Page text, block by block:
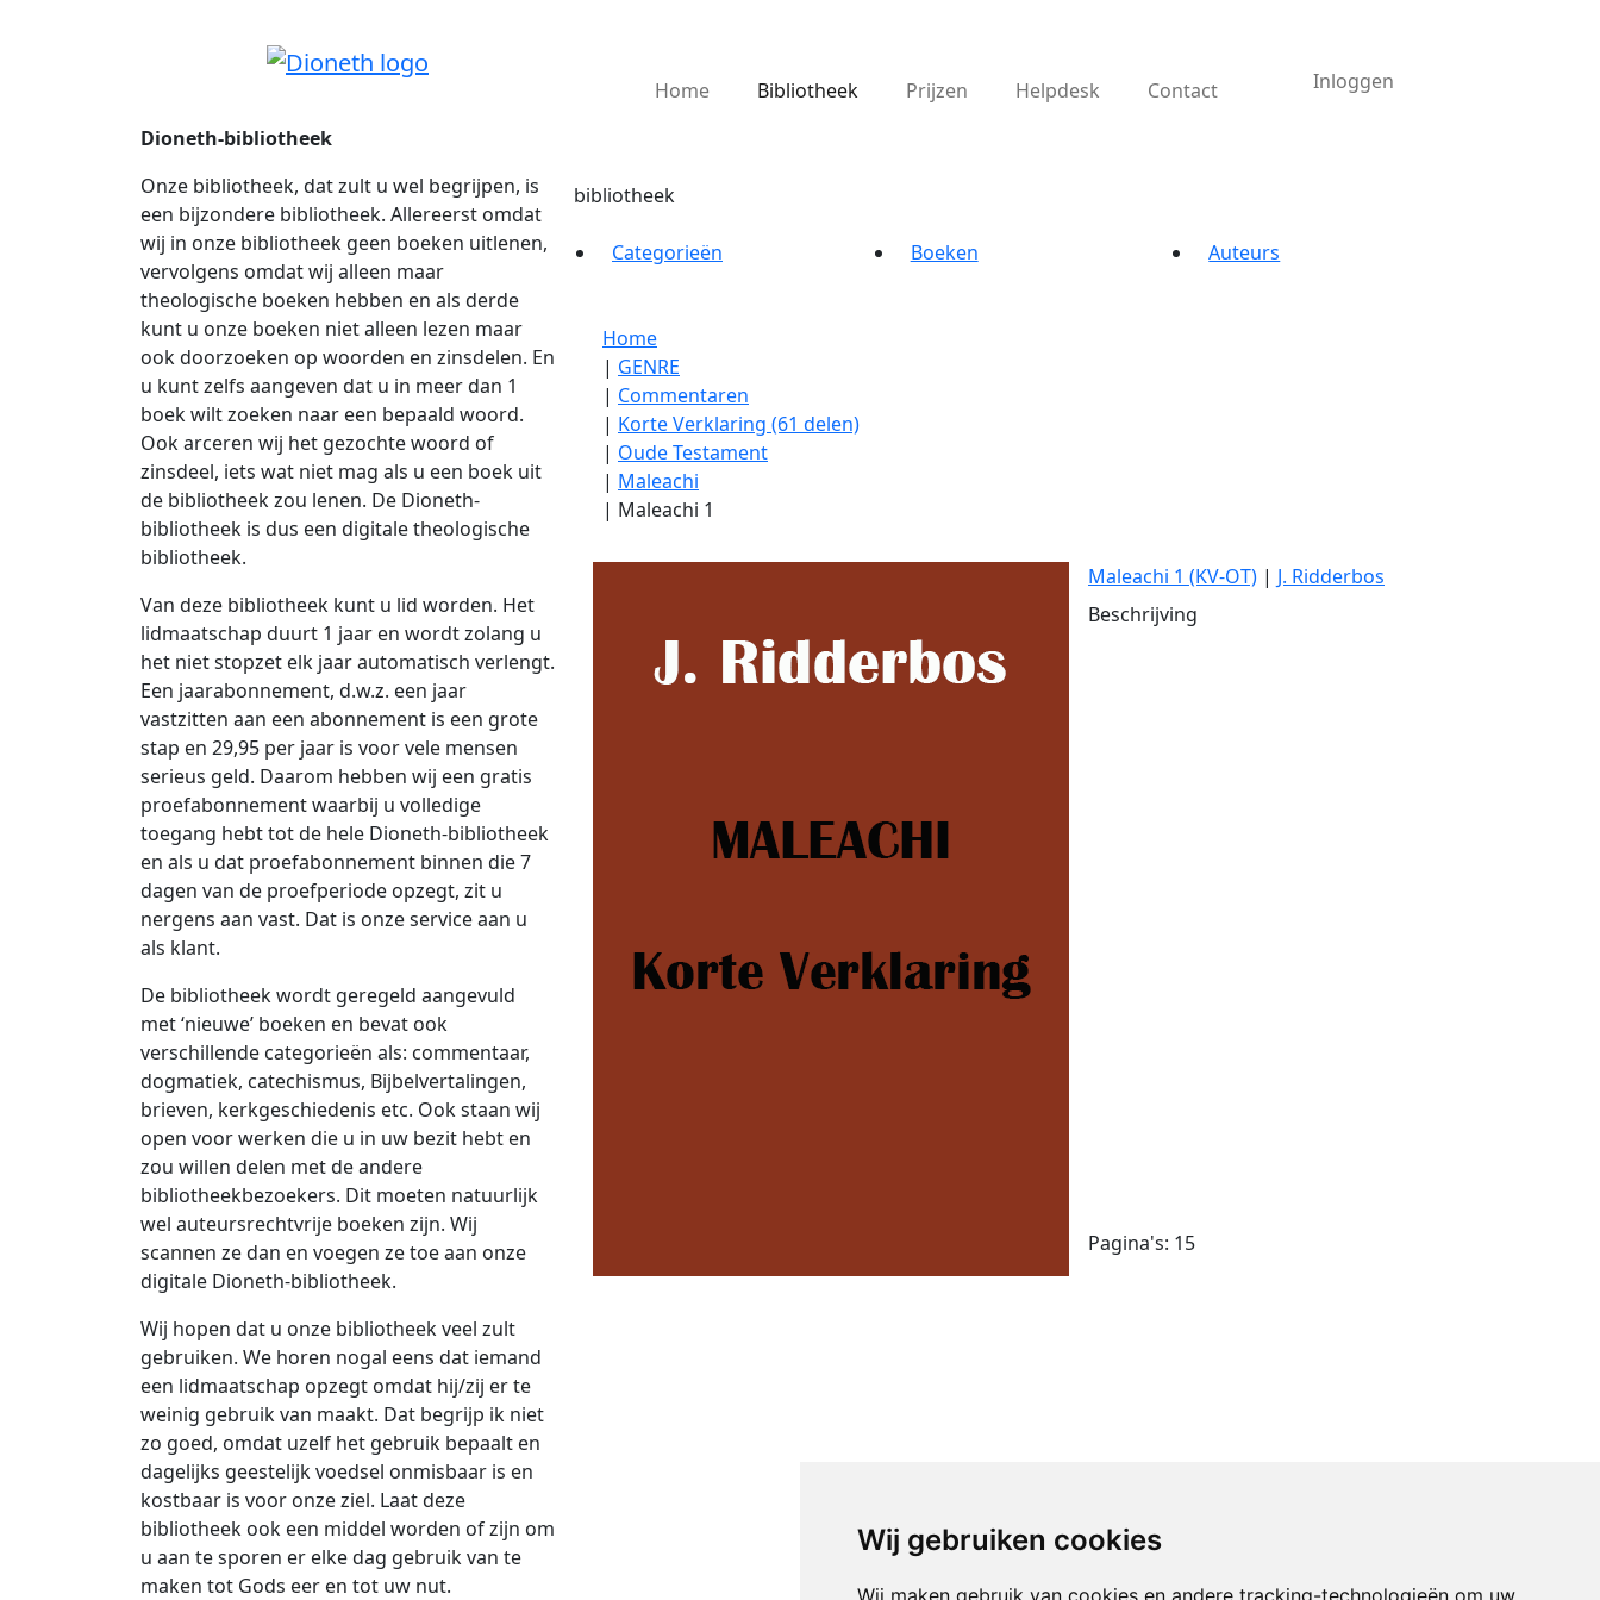
Wij gebruiken cookies
Wij maken gebruik van cookies en andere tracking-technologieën om uw
Home Bibliotheek Prijzen Helpdesk Contact Inloggen
Dioneth-bibliotheek
Onze bibliotheek, dat zult u wel begrijpen, is
een bijzondere bibliotheek. Allereerst omdat
wij in onze bibliotheek geen boeken uitlenen,
vervolgens omdat wij alleen maar
theologische boeken hebben en als derde
kunt u onze boeken niet alleen lezen maar
ook doorzoeken op woorden en zinsdelen. En
u kunt zelfs aangeven dat u in meer dan 1
boek wilt zoeken naar een bepaald woord.
Ook arceren wij het gezochte woord of
zinsdeel, iets wat niet mag als u een boek uit
de bibliotheek zou lenen. De Dioneth-
bibliotheek is dus een digitale theologische
bibliotheek.
Van deze bibliotheek kunt u lid worden. Het
lidmaatschap duurt 1 jaar en wordt zolang u
het niet stopzet elk jaar automatisch verlengt.
Een jaarabonnement, d.w.z. een jaar
vastzitten aan een abonnement is een grote
stap en 29,95 per jaar is voor vele mensen
serieus geld. Daarom hebben wij een gratis
proefabonnement waarbij u volledige
toegang hebt tot de hele Dioneth-bibliotheek
en als u dat proefabonnement binnen die 7
dagen van de proefperiode opzegt, zit u
nergens aan vast. Dat is onze service aan u
als klant.
De bibliotheek wordt geregeld aangevuld
met ‘nieuwe’ boeken en bevat ook
verschillende categorieën als: commentaar,
dogmatiek, catechismus, Bijbelvertalingen,
brieven, kerkgeschiedenis etc. Ook staan wij
open voor werken die u in uw bezit hebt en
zou willen delen met de andere
bibliotheekbezoekers. Dit moeten natuurlijk
wel auteursrechtvrije boeken zijn. Wij
scannen ze dan en voegen ze toe aan onze
digitale Dioneth-bibliotheek.
Wij hopen dat u onze bibliotheek veel zult
gebruiken. We horen nogal eens dat iemand
een lidmaatschap opzegt omdat hij/zij er te
weinig gebruik van maakt. Dat begrijp ik niet
zo goed, omdat uzelf het gebruik bepaalt en
dagelijks geestelijk voedsel onmisbaar is en
kostbaar is voor onze ziel. Laat deze
bibliotheek ook een middel worden of zijn om
u aan te sporen er elke dag gebruik van te
maken tot Gods eer en tot uw nut.
bibliotheek
Categorieën Boeken Auteurs
Home
| GENRE
| Commentaren
| Korte Verklaring (61 delen)
| Oude Testament
| Maleachi
| Maleachi 1
Maleachi 1 (KV-OT) | J. Ridderbos
Beschrijving
Pagina's: 15